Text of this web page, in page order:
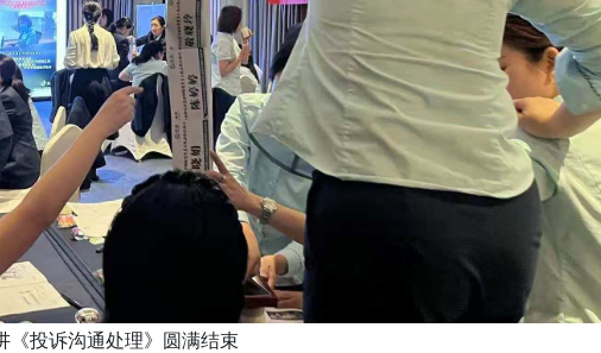
《投诉沟通处理》圆满结束